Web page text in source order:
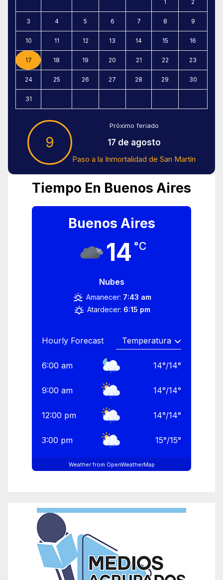
1 2
3 4 5 6 7 8 9
10 11 12 13 14 15 16
17 18 19 20 21 22 23
24 25 26 27 28 29 30
31
9
Próximo feriado
17 de agosto
Paso a la Inmortalidad de San Martín
Tiempo En Buenos Aires
Buenos Aires
14 °C
Nubes
Amanecer: 7:43 am
Atardecer: 6:15 pm
Hourly Forecast
6:00 am 14°/14°
9:00 am 14°/14°
12:00 pm 14°/14°
3:00 pm 15°/15°
Weather from OpenWeatherMap